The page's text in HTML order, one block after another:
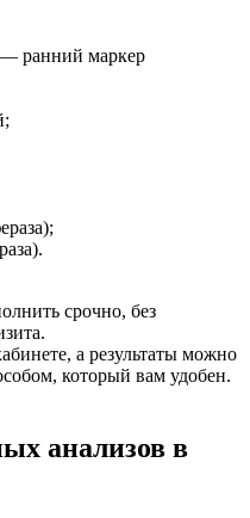
ранний маркер
срочно, без
а результаты можно
который вам удобен.
анализов в